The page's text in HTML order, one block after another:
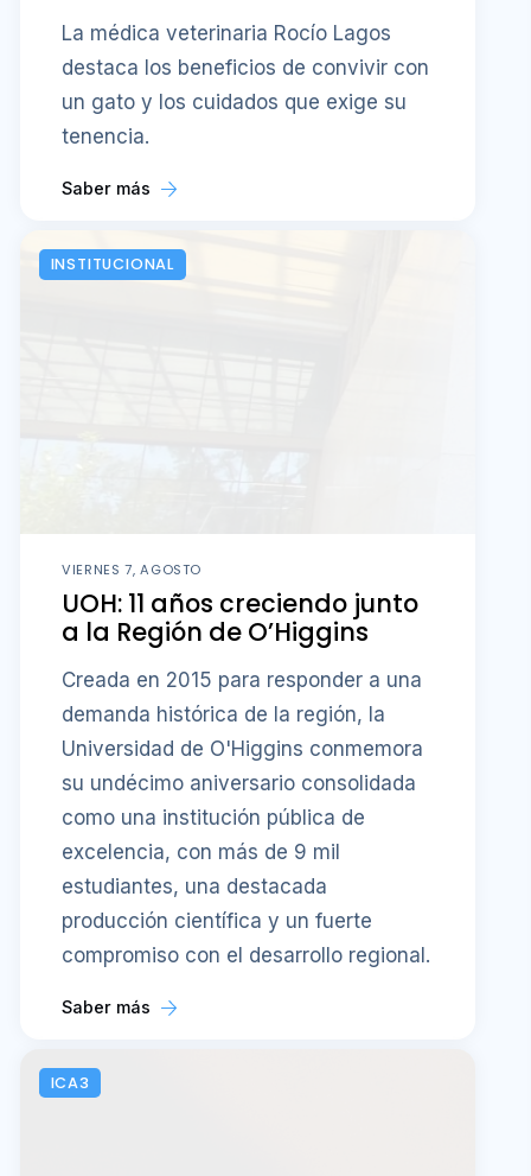
La médica veterinaria Rocío Lagos
destaca los beneficios de convivir con
un gato y los cuidados que exige su
tenencia.
Saber más
INSTITUCIONAL
VIERNES 7, AGOSTO
UOH: 11 años creciendo junto
a la Región de O’Higgins
Creada en 2015 para responder a una
demanda histórica de la región, la
Universidad de O'Higgins conmemora
su undécimo aniversario consolidada
como una institución pública de
excelencia, con más de 9 mil
estudiantes, una destacada
producción científica y un fuerte
compromiso con el desarrollo regional.
Saber más
ICA3